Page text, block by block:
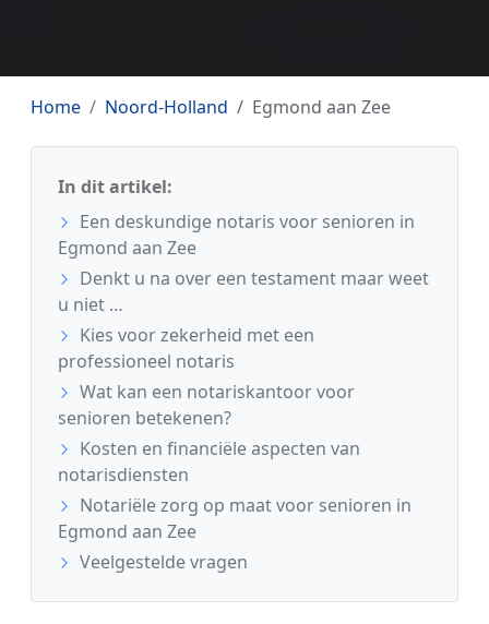
Home Noord-Holland Egmond aan Zee
In dit artikel:
Een deskundige notaris voor senioren in
Egmond aan Zee
Denkt u na over een testament maar weet
u niet …
Kies voor zekerheid met een
professioneel notaris
Wat kan een notariskantoor voor
senioren betekenen?
Kosten en financiële aspecten van
notarisdiensten
Notariële zorg op maat voor senioren in
Egmond aan Zee
Veelgestelde vragen